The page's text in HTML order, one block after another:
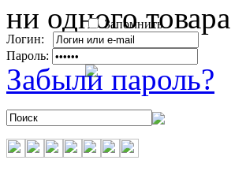
ни одного товара
Запомнить
Логин:
Пароль:
Забыли пароль?